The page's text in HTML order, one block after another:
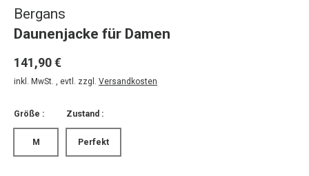
Bergans
Daunenjacke für Damen
141,90 €
inkl. MwSt. , evtl. zzgl. Versandkosten
Größe :
M
Zustand :
Perfekt